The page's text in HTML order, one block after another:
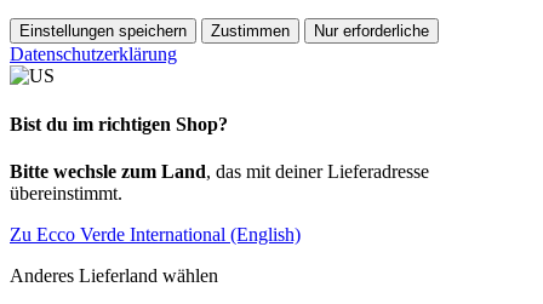
Einstellungen speichern Zustimmen Nur erforderliche
Datenschutzerklärung
Bist du im richtigen Shop?
Bitte wechsle zum Land, das mit deiner Lieferadresse
übereinstimmt.
Zu Ecco Verde International (English)
Anderes Lieferland wählen